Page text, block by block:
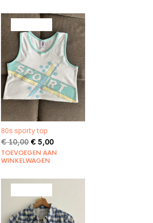
PRODUCT
IN
DE
UITVERKOOP
80s sporty top
€10,00 Oorspronkelijke
prijs
was:
€5,00Huidige
prijs
TOEVOEGEN AAN
WINKELWAGEN
IN
DE
UITVERKOOP